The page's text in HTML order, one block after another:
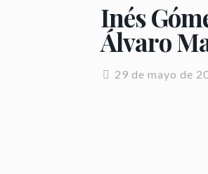
Inés
Álvaro
29 de mayo de